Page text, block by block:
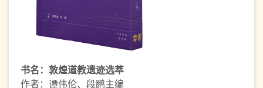
书名：敦煌道教遗迹选萃
作者：谭伟伦、段鹏主编